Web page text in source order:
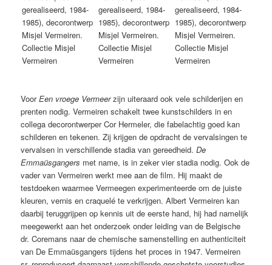
VoorEen vroege Vermeerzijn uiteraard ook vele schilderijen en
prenten nodig. Vermeiren schakelt twee kunstschilders in en
collega decorontwerper Cor Hermeler, die fabelachtig goed kan
schilderen en tekenen. Zij krijgen de opdracht de vervalsingen te
vervalsen in verschillende stadia van gereedheid.De
Emmaüsgangers met name, is in zeker vier stadia nodig. Ook de
vader van Vermeiren werkt mee aan de film. Hij maakt de
testdoeken waarmee Vermeegen experimenteerde om de juiste
kleuren, vernis en craquelé te verkrijgen. Albert Vermeiren kan
daarbij teruggrijpen op kennis uit de eerste hand, hij had namelijk
meegewerkt aan het onderzoek onder leiding van de Belgische
dr. Coremans naar de chemische samenstelling en authenticiteit
van De Emmaüsgangers tijdens het proces in 1947. Vermeiren